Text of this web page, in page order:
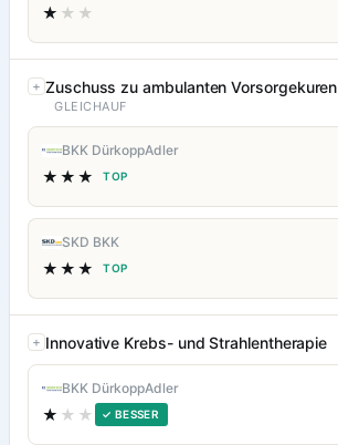
★ ★★
Zuschuss zu ambulanten Vorsorgekuren
GLEICHAUF
BKK DürkoppAdler
★★★ TOP
SKD BKK
★★★ TOP
Innovative Krebs- und Strahlentherapie
BKK DürkoppAdler
★ ★★ ✓ BESSER